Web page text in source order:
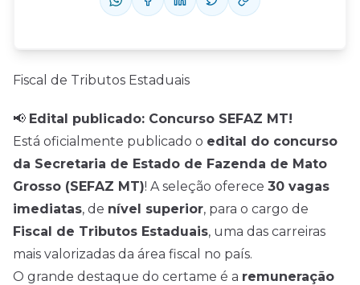
Fiscal de Tributos Estaduais
📢 Edital publicado: Concurso SEFAZ MT!
Está oficialmente publicado o edital do concurso
da Secretaria de Estado de Fazenda de Mato
Grosso (SEFAZ MT)! A seleção oferece 30 vagas
imediatas, de nível superior, para o cargo de
Fiscal de Tributos Estaduais, uma das carreiras
mais valorizadas da área fiscal no país.
O grande destaque do certame é a remuneração